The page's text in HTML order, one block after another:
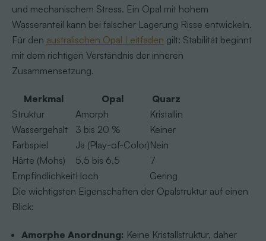
und mechanischem Stress. Ein Opal mit hohem
Wasseranteil kann bei falscher Lagerung Risse entwickeln.
Für den australischen Opal Leitfaden gilt: Stabilität beginnt
mit dem richtigen Verständnis der inneren
Zusammensetzung.
Merkmal Opal
Quarz
Struktur
Amorph
Kristallin
Wassergehalt
3 bis 20 %
Keiner
Farbspiel
Ja (Play-of-Color)Nein
Härte (Mohs)
5,5 bis 6,5
7
EmpfindlichkeitHoch
Gering
Die wichtigsten Eigenschaften der Opalstruktur auf einen
Blick:
Amorphe Anordnung: Keine Kristallstruktur, daher